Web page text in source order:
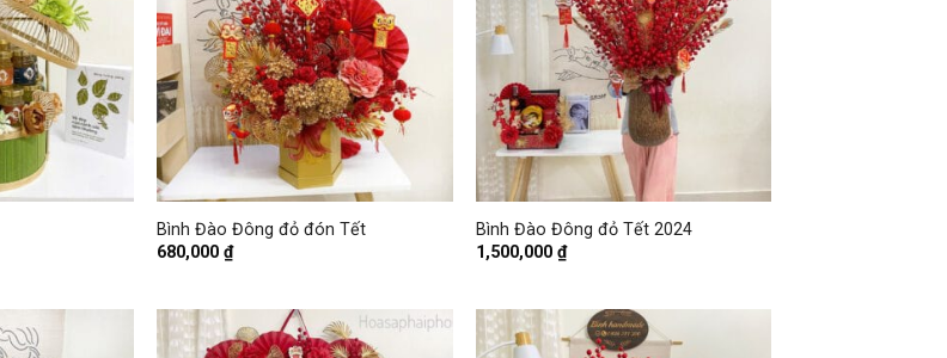
Bình Đào Đông đỏ đón Tết
680,000₫
Bình Đào Đông đỏ Tết 2024
1,500,000₫